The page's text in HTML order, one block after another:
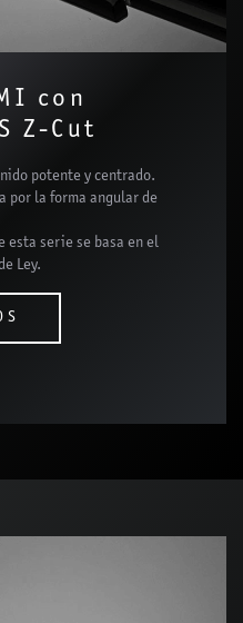
con
Z-Cut
potente y centrado.
por la forma angular de
esta serie se basa en el
Ley.